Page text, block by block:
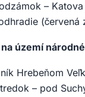
–
(červená
území
Hrebeňom
– pod